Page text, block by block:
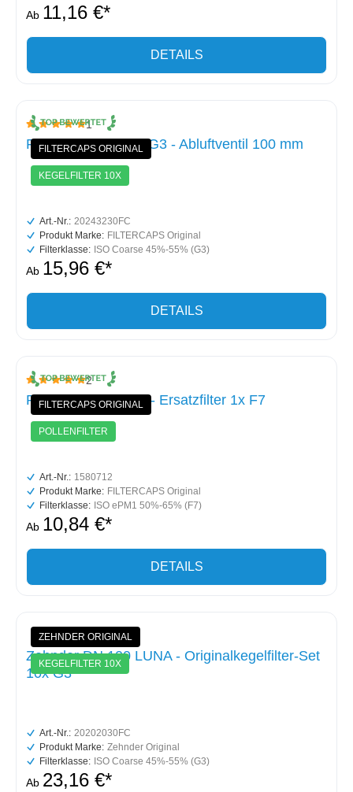
Ab 11,16 €*
DETAILS
FILTERCAPS ORIGINAL
KEGELFILTER 10X
Durchschnittliche Bewertung von 5 von 5 Sternen
1
Filterkegel-Set 10x G3 - Abluftventil 100 mm
Art.-Nr.: 20243230FC
Produkt Marke: FILTERCAPS Original
Filterklasse: ISO Coarse 45%-55% (G3)
Ab 15,96 €*
DETAILS
FILTERCAPS ORIGINAL
POLLENFILTER
Durchschnittliche Bewertung von 5 von 5 Sternen
2
Paul Focus (F) 200 - Ersatzfilter 1x F7
Art.-Nr.: 1580712
Produkt Marke: FILTERCAPS Original
Filterklasse: ISO ePM1 50%-65% (F7)
Ab 10,84 €*
DETAILS
ZEHNDER ORIGINAL
KEGELFILTER 10X
Zehnder DN 100 LUNA - Originalkegelfilter-Set
10x G3
Art.-Nr.: 20202030FC
Produkt Marke: Zehnder Original
Filterklasse: ISO Coarse 45%-55% (G3)
Ab 23,16 €*